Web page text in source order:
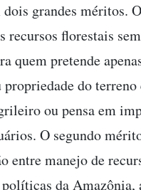
dois grandes méritos.
recursos florestais
quem pretende
propriedade do
ou pensa em
O segundo
entre manejo de
da Amazônia,